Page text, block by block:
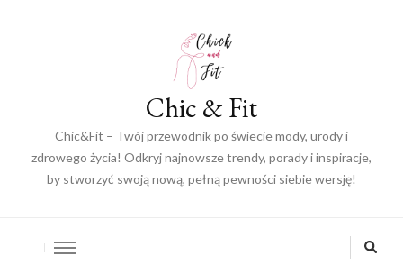
Chic & Fit
Chic&Fit – Twój przewodnik po świecie mody, urody i
zdrowego życia! Odkryj najnowsze trendy, porady i inspiracje,
by stworzyć swoją nową, pełną pewności siebie wersję!